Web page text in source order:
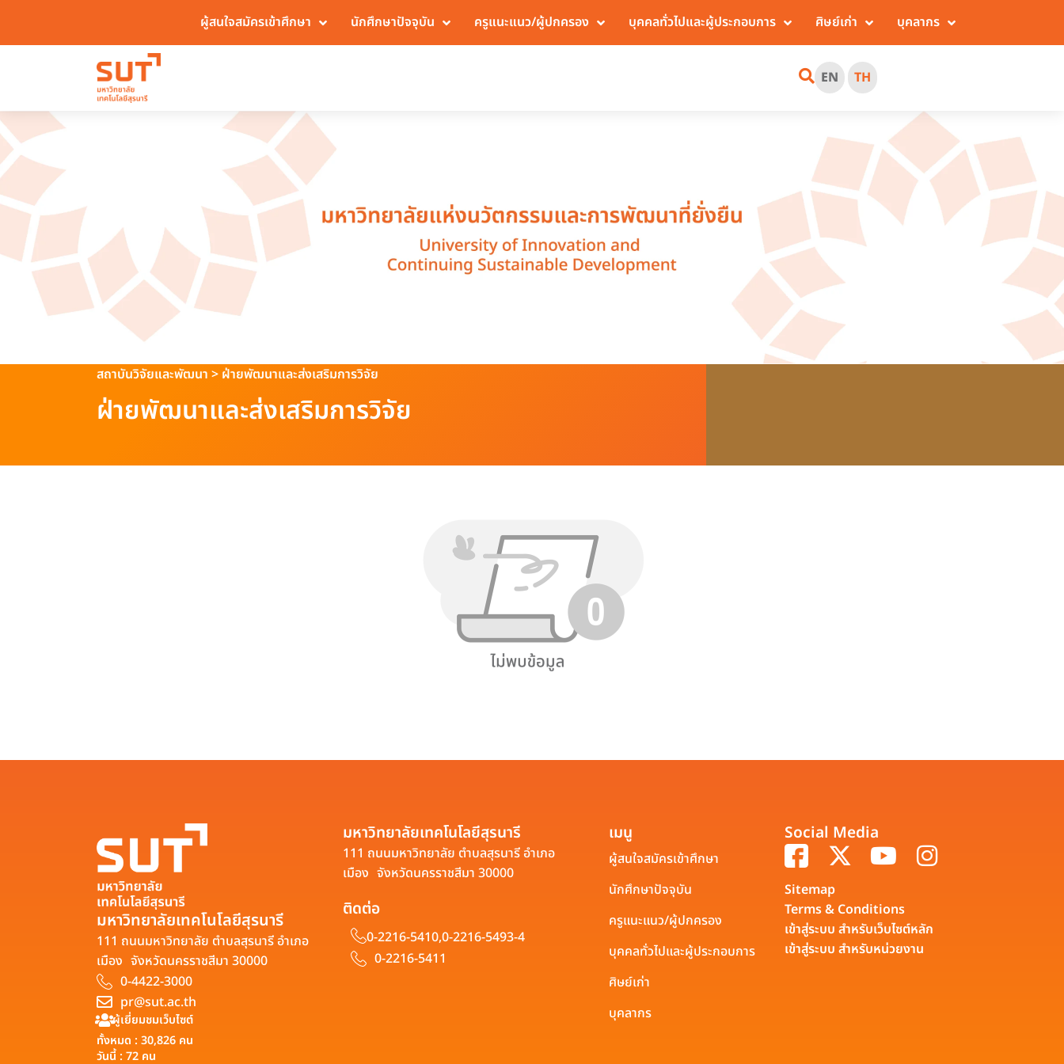
ผู้สนใจสมัครเข้าศึกษา นักศึกษาปัจจุบัน ครูแนะแนว/ผู้ปกครอง บุคคลทั่วไปและผู้ประกอบการ ศิษย์เก่า บุคลากร
EN TH
สถาบันวิจัยและพัฒนา > ฝ่ายพัฒนาและส่งเสริมการวิจัย
ฝ่ายพัฒนาและส่งเสริมการวิจัย
มหาวิทยาลัยเทคโนโลยีสุรนารี
111 ถนนมหาวิทยาลัย ตำบลสุรนารี อำเภอ
เมือง จังหวัดนครราชสีมา 30000
0-4422-3000
pr@sut.ac.th
ผู้เยี่ยมชมเว็บไซต์
ทั้งหมด : 30,826 คน
วันนี้ : 72 คน
มหาวิทยาลัยเทคโนโลยีสุรนารี
111 ถนนมหาวิทยาลัย ตำบลสุรนารี อำเภอ
เมือง จังหวัดนครราชสีมา 30000
ติดต่อ
0-2216-5410,0-2216-5493-4
0-2216-5411
เมนู
ผู้สนใจสมัครเข้าศึกษา
นักศึกษาปัจจุบัน
ครูแนะแนว/ผู้ปกครอง
บุคคลทั่วไปและผู้ประกอบการ
ศิษย์เก่า
บุคลากร
Social Media
Sitemap
Terms & Conditions
เข้าสู่ระบบ สำหรับเว็บไซต์หลัก
เข้าสู่ระบบ สำหรับหน่วยงาน